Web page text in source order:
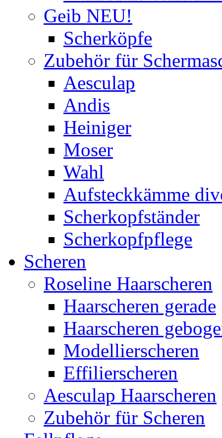
Geib NEU!
Scherköpfe
Zubehör für
Aesculap
Andis
Heiniger
Moser
Wahl
Aufsteckkämme
Scherkopfständer
Scherkopfpflege
Scheren
Roseline Haarscheren
Haarscheren gerade
Haarscheren
Modellierscheren
Effilierscheren
Aesculap Haarscheren
Zubehör für Scheren